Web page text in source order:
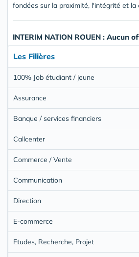
fondées sur la proximité, l'intégrité et la
INTERIM NATION ROUEN : Aucun
Les Filières
100% Job étudiant / jeune
Assurance
Banque / services financiers
Callcenter
Commerce / Vente
Communication
Direction
E-commerce
Etudes, Recherche, Projet